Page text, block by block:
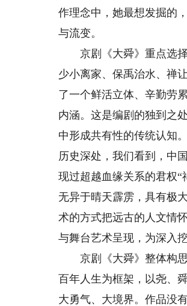
作理念中，她最想发掘的
与流变。
京剧《大舜》重点选择
少小离家、保禹治水、禅
了一个鲜活立体、辛勤劳
内涵。这是编剧的独到之
中形成共有性的传统认知
历史深处，我们看到，中
现过超越血缘关系的君权“
无异于晴天霹雳，具有极
术的方式把远古的人文情
与舞台艺术呈现，为深入
京剧《大舜》整体构思
百年人生为框架，以尧、
大勇气、大境界。作品没